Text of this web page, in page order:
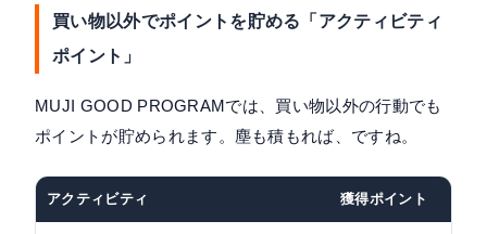
買い物以外でポイントを貯める「アクティビティ
ポイント」
MUJI GOOD PROGRAMでは、買い物以外の行動でも
ポイントが貯められます。塵も積もれば、ですね。
アクティビティ 獲得ポイント